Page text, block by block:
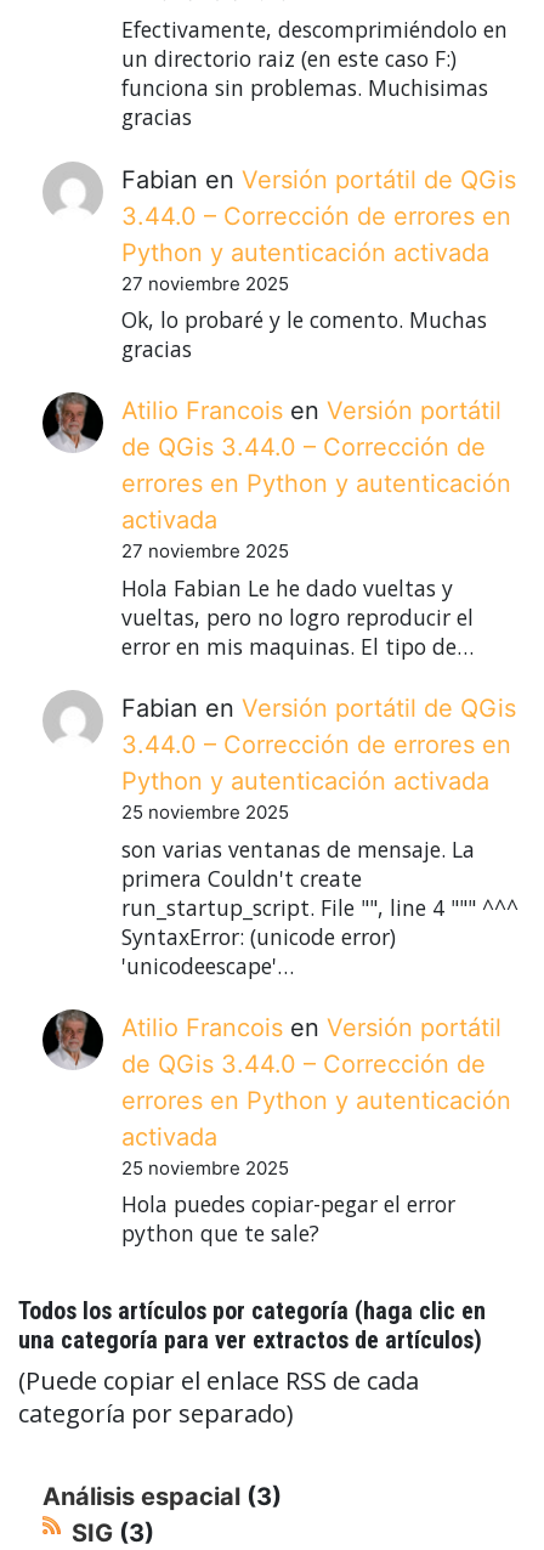
Efectivamente, descomprimiéndolo en
un directorio raiz (en este caso F:)
funciona sin problemas. Muchisimas
gracias
Fabian en Versión portátil de QGis
3.44.0 – Corrección de errores en
Python y autenticación activada
27 noviembre 2025
Ok, lo probaré y le comento. Muchas
gracias
Atilio Francois en Versión portátil
de QGis 3.44.0 – Corrección de
errores en Python y autenticación
activada
27 noviembre 2025
Hola Fabian Le he dado vueltas y
vueltas, pero no logro reproducir el
error en mis maquinas. El tipo de…
Fabian en Versión portátil de QGis
3.44.0 – Corrección de errores en
Python y autenticación activada
25 noviembre 2025
son varias ventanas de mensaje. La
primera Couldn't create
run_startup_script. File "", line 4 """ ^^^
SyntaxError: (unicode error)
'unicodeescape'…
Atilio Francois en Versión portátil
de QGis 3.44.0 – Corrección de
errores en Python y autenticación
activada
25 noviembre 2025
Hola puedes copiar-pegar el error
python que te sale?
Todos los artículos por categoría (haga clic en
una categoría para ver extractos de artículos)
(Puede copiar el enlace RSS de cada
categoría por separado)
Análisis espacial (3)
SIG (3)